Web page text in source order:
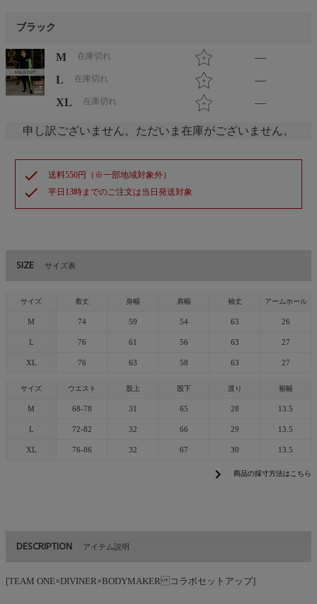
ブラック
M 在庫切れ
—
L
在庫切れ
—
XL
在庫切れ —
申し訳ございません。ただいま在庫がございません。
check 送料550円（※一部地域対象外）
check 平日13時までのご注文は当日発送対象
SIZE サイズ表
サイズ 着丈 身幅 肩幅 袖丈 アームホール
M 74 59 54 63 26
L 76 61 56 63 27
XL 76 63 58 63 27
サイズ ウエスト 股上 股下 渡り 裾幅
M 68-78 31 65 28 13.5
L 72-82 32 66 29 13.5
XL 76-86 32 67 30 13.5
chevron_right 商品の採寸方法はこちら
DESCRIPTION アイテム説明
[TEAM ONE×DIVINER×BODYMAKER コラボセットアップ]